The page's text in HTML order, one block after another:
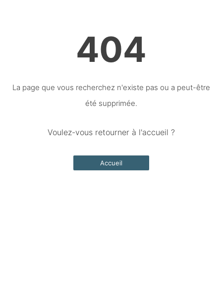
404
La page que vous recherchez n'existe pas ou a peut-être
été supprimée.
Voulez-vous retourner à l'accueil ?
Accueil